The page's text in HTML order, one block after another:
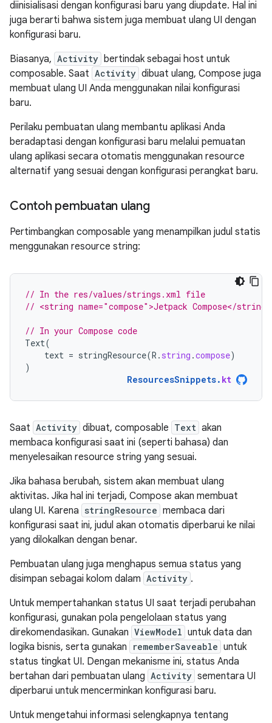
diinisialisasi dengan konfigurasi baru yang diupdate. Hal ini
juga berarti bahwa sistem juga membuat ulang UI dengan
konfigurasi baru.
Biasanya, Activity bertindak sebagai host untuk
composable. Saat Activity dibuat ulang, Compose juga
membuat ulang UI Anda menggunakan nilai konfigurasi
baru.
Perilaku pembuatan ulang membantu aplikasi Anda
beradaptasi dengan konfigurasi baru melalui pemuatan
ulang aplikasi secara otomatis menggunakan resource
alternatif yang sesuai dengan konfigurasi perangkat baru.
Contoh pembuatan ulang
Pertimbangkan composable yang menampilkan judul statis
menggunakan resource string:
// In the res/values/strings.xml file
// <string name="compose">Jetpack Compose</string>
// In your Compose code
Text(
text = stringResource(R . string .compose)
)
ResourcesSnippets. kt
Saat Activity dibuat, composable Text akan
membaca konfigurasi saat ini (seperti bahasa) dan
menyelesaikan resource string yang sesuai.
Jika bahasa berubah, sistem akan membuat ulang
aktivitas. Jika hal ini terjadi, Compose akan membuat
ulang UI. Karena stringResource membaca dari
konfigurasi saat ini, judul akan otomatis diperbarui ke nilai
yang dilokalkan dengan benar.
Pembuatan ulang juga menghapus semua status yang
disimpan sebagai kolom dalam Activity .
Untuk mempertahankan status UI saat terjadi perubahan
konfigurasi, gunakan pola pengelolaan status yang
direkomendasikan. Gunakan ViewModel untuk data dan
logika bisnis, serta gunakan
rememberSaveable untuk
status tingkat UI. Dengan mekanisme ini, status Anda
bertahan dari pembuatan ulang Activity sementara UI
diperbarui untuk mencerminkan konfigurasi baru.
Untuk mengetahui informasi selengkapnya tentang